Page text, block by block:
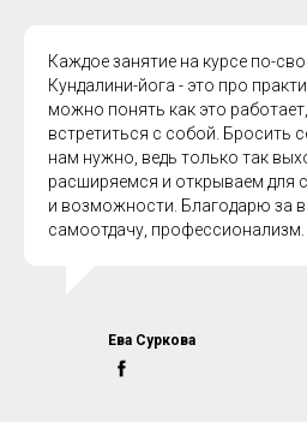
Каждое занятие на курсе по-
Кундалини-йога - это про
можно понять как это
встретиться с собой. Бросить
нам нужно, ведь только так
расширяемся и открываем для
и возможности. Благодарю за
самоотдачу, профессионализм.
Ева Суркова